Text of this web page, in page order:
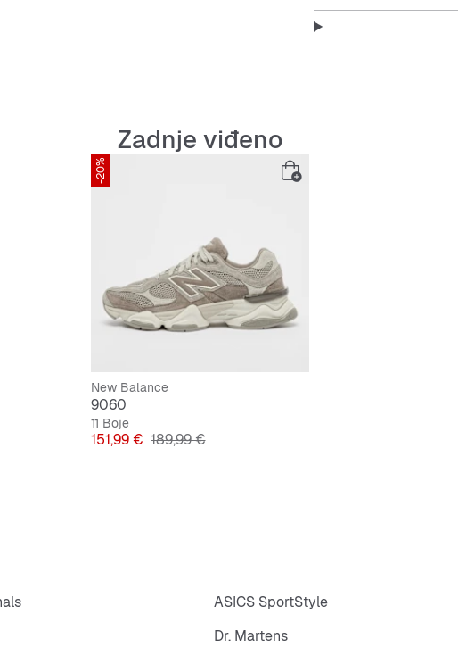
Zadnje viđeno
-20%
New Balance
9060
11 Boje
Cijena
151,99 € Originalna cijena
189,99 €
ASICS SportStyle
Dr. Martens